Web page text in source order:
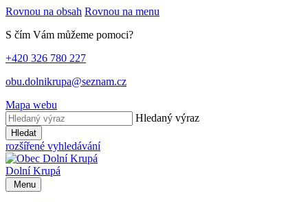
Rovnou na obsah Rovnou na menu
S čím Vám můžeme pomoci?
+420 326 780 227
obu.dolnikrupa@seznam.cz
Mapa webu
Hledaný výraz
Hledat
rozšířené vyhledávání
Dolní Krupá
Menu